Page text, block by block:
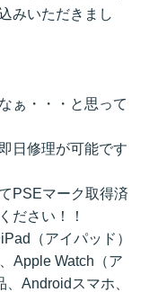
みいただきまし
ぁ・・・と思って
日修理が可能です
PSEマーク取得済
ださい！！
（アイパッド）
Apple Watch（ア
Androidスマホ、